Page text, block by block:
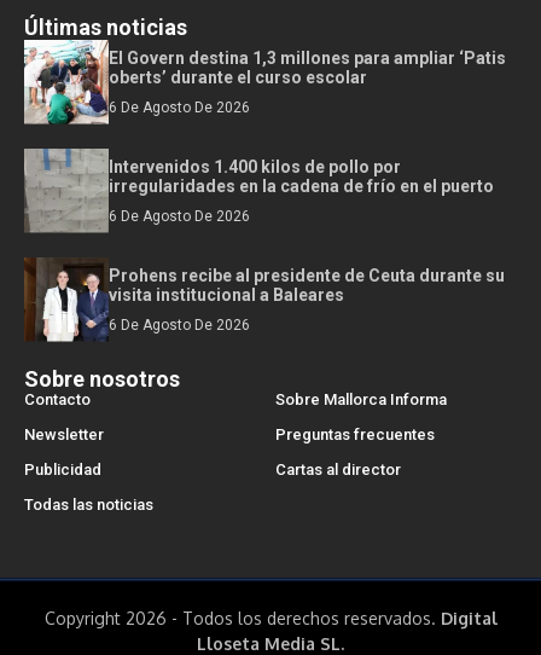
Últimas noticias
El Govern destina 1,3 millones para ampliar ‘Patis
oberts’ durante el curso escolar
6 De Agosto De 2026
Intervenidos 1.400 kilos de pollo por
irregularidades en la cadena de frío en el puerto
6 De Agosto De 2026
Prohens recibe al presidente de Ceuta durante su
visita institucional a Baleares
6 De Agosto De 2026
Sobre nosotros
Contacto
Sobre Mallorca Informa
Newsletter
Preguntas frecuentes
Publicidad
Cartas al director
Todas las noticias
Copyright 2026 - Todos los derechos reservados. Digital
Lloseta Media SL.